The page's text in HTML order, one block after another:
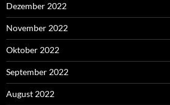
Dezember 2022
November 2022
Oktober 2022
September 2022
August 2022